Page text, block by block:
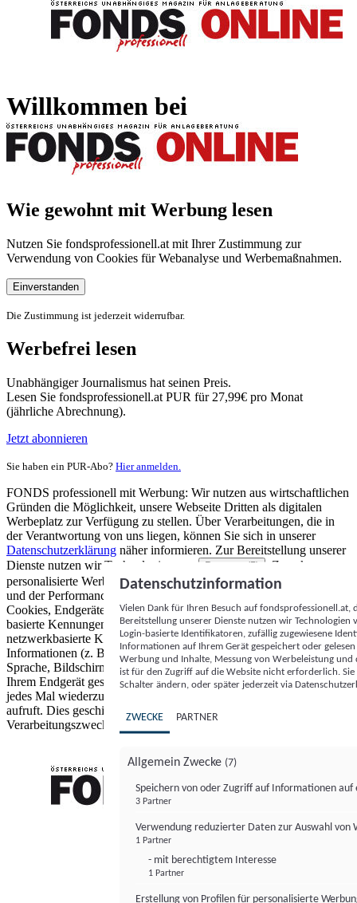
Willkommen bei
Wie gewohnt mit Werbung lesen
Nutzen Sie fondsprofessionell.at mit Ihrer Zustimmung zur
Verwendung von Cookies für Webanalyse und Werbemaßnahmen.
Einverstanden
Die Zustimmung ist jederzeit widerrufbar.
Werbefrei lesen
Unabhängiger Journalismus hat seinen Preis.
Lesen Sie fondsprofessionell.at PUR für 27,99€ pro Monat
(jährliche Abrechnung).
Jetzt abonnieren
Sie haben ein PUR-Abo? Hier anmelden.
FONDS professionell mit Werbung: Wir nutzen aus wirtschaftlichen
Gründen die Möglichkeit, unsere Webseite Dritten als digitalen
Werbeplatz zur Verfügung zu stellen. Über Verarbeitungen, die in
der Verantwortung von uns liegen, können Sie sich in unserer
Datenschutzerklärung näher informieren. Zur Bereitstellung unserer
Dienste nutzen wir Technologien von
Partnern (5)
. Zwecke:
personalisierte Werbung und Inhalte, Messung von Werbeleistung
und der Performance von Inhalten sowie Zielgruppenforschung.
Cookies, Endgeräte- oder ähnliche Online-Kennungen (z. B. login-
basierte Kennungen, zufällig generierte Kennungen,
netzwerkbasierte Kennungen) können zusammen mit anderen
Informationen (z. B. Browsertyp und Browserinformationen,
Sprache, Bildschirmgröße, unterstützte Technologien usw.) auf
Ihrem Endgerät gespeichert oder von dort ausgelesen werden, um es
jedes Mal wiederzuerkennen, wenn es eine App oder einer Webseite
aufruft. Dies geschieht für einen oder mehrere der hier aufgeführten
Verarbeitungszwecke.
Datenschutzinformation
Vielen Dank für Ihren Besuch auf
Bereitstellung unserer Dienste nutzen wir Technologien
Login-basierte Identifikatoren, zufällig zugewiesene
Informationen auf Ihrem Gerät gespeichert oder
Werbung und Inhalte, Messung von Werbeleistung
ist für den Zugriff auf die Website nicht erforderlich.
Schalter ändern, oder später jederzeit via
ZWECKE PARTNER
Allgemein Zwecke (7)
Speichern von oder Zugriff auf Informationen auf
3 Partner
Verwendung reduzierter Daten zur Auswahl von
1 Partner
- mit berechtigtem Interesse
1 Partner
Erstellung von Profilen für personalisierte
FONDS professionell